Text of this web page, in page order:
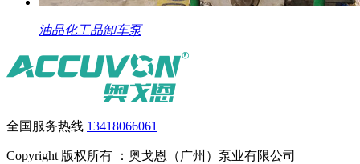
油品化工品卸车泵
全国服务热线 13418066061
Copyright 版权所有 ：奥戈恩（广州）泵业有限公司